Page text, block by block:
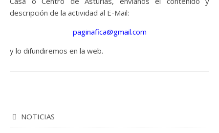
descripción de la actividad al E-Mail:
paginafica@gmail.com
y lo difundiremos en la web.
NOTICIAS